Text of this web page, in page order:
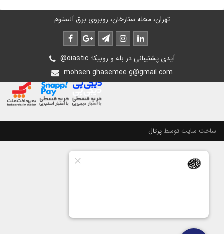
تهران، محله ستارخان، روبروی برق آلستوم
@oiastic :آیدی پشتیبانی در بله و روبیکا
mohsen.ghasemee.g@gmail.com
ساخت سایت توسطپرتال